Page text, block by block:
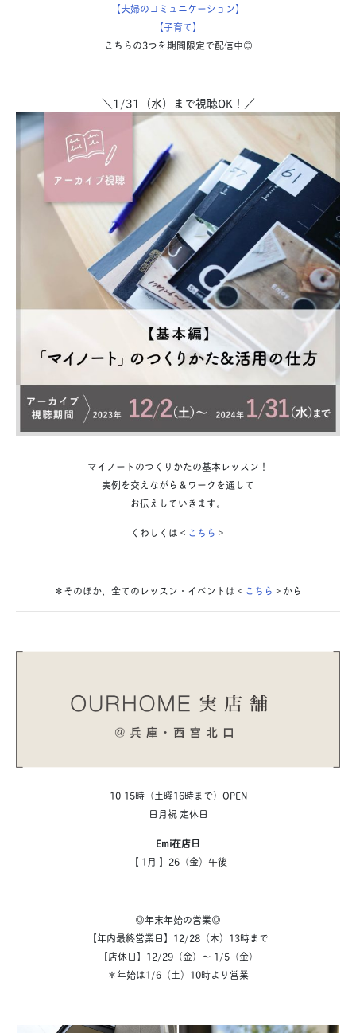
【夫婦のコミュニケーション】
【子育て】
こちらの3つを期間限定で配信中◎
＼1/31（水）まで視聴OK！／
マイノートのつくりかたの基本レッスン！
実例を交えながら＆ワークを通して
お伝えしていきます。
くわしくは＜ こちら ＞
＊そのほか、全てのレッスン・イベントは＜ こちら ＞から
10-15時（土曜16時まで）OPEN
日月祝 定休日
Emi在店日
【 1月 】26（金）午後
◎年末年始の営業◎
【年内最終営業日】 12/28（木）13時まで
【店休日】 12/29（金）～ 1/5（金）
＊年始は1/6（土）10時より営業